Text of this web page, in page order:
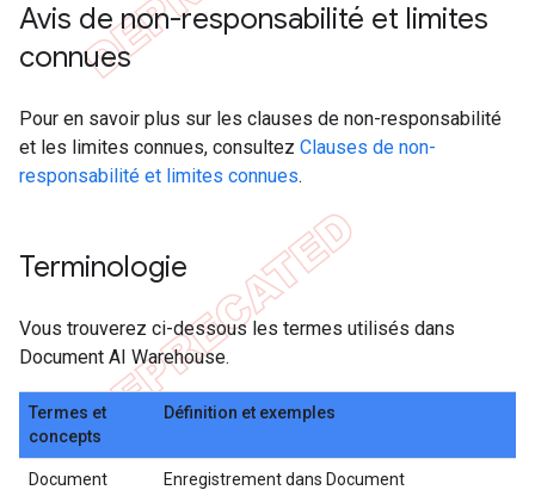
Avis de non-responsabilité et limites
connues
Pour en savoir plus sur les clauses de non-responsabilité
et les limites connues, consultez Clauses de non-
responsabilité et limites connues.
Terminologie
Vous trouverez ci-dessous les termes utilisés dans
Document AI Warehouse.
Termes et
concepts
Définition et exemples
Document
Enregistrement dans Document